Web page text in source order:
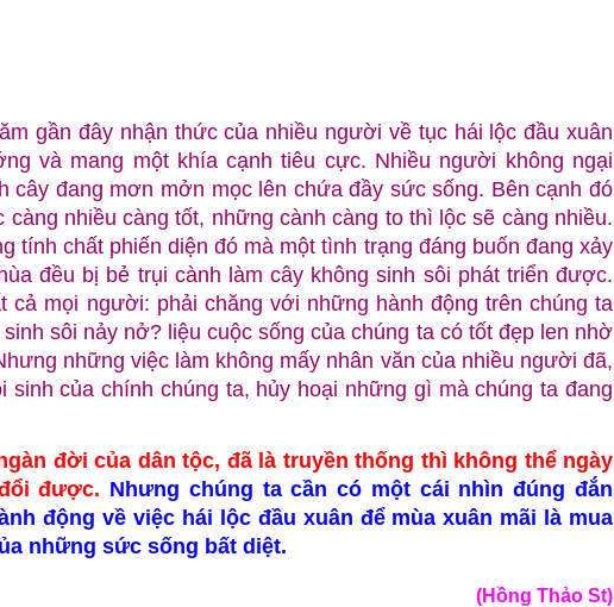
gần đây nhận thức của nhiều người về tục hái lộc đầu xuân
và mang một khía cạnh tiêu cực. Nhiều người không ngại
cây đang mơn mởn mọc lên chứa đầy sức sống. Bên cạnh đó
nhiều càng tốt, những cành càng to thì lộc sẽ càng nhiều.
tính chất phiến diện đó mà một tình trạng đáng buốn đang xảy
đều bị bẻ trụi cành làm cây không sinh sôi phát triển được.
cả mọi người: phải chăng với những hành động trên chúng ta
sôi nảy nở? liệu cuộc sống của chúng ta có tốt đẹp len nhờ
những việc làm không mấy nhân văn của nhiều người đã,
sinh của chính chúng ta, hủy hoại những gì mà chúng ta đang
đời của dân tộc, đã là truyền thống thì không thể ngày
được. Nhưng chúng ta cần có một cái nhìn đúng đắn
động về việc hái lộc đầu xuân để mùa xuân mãi là mua
những sức sống bất diệt.
(Hồng Thảo St)